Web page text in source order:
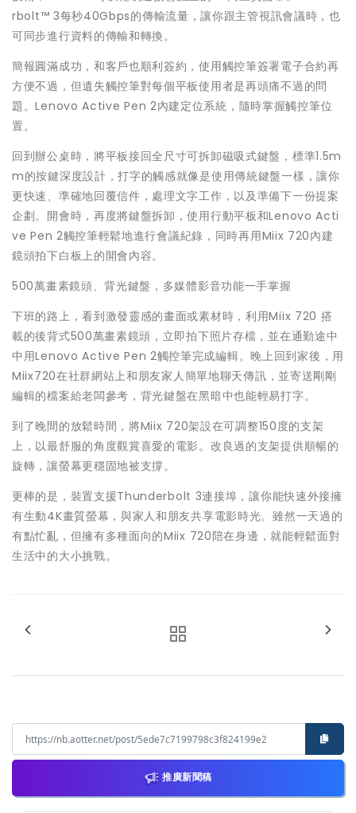
rbolt™ 3每秒40Gbps的傳輸流量，讓你跟主管視訊會議時，也
可同步進行資料的傳輸和轉換。
簡報圓滿成功，和客戶也順利簽約，使用觸控筆簽署電子合約再
方便不過，但遺失觸控筆對每個平板使用者是再頭痛不過的問
題。Lenovo Active Pen 2內建定位系統，隨時掌握觸控筆位
置。
回到辦公桌時，將平板接回全尺寸可拆卸磁吸式鍵盤，標準1.5m
m的按鍵深度設計，打字的觸感就像是使用傳統鍵盤一樣，讓你
更快速、準確地回覆信件，處理文字工作，以及準備下一份提案
企劃。開會時，再度將鍵盤拆卸，使用行動平板和Lenovo Acti
ve Pen 2觸控筆輕鬆地進行會議紀錄，同時再用Miix 720內建
鏡頭拍下白板上的開會內容。
500萬畫素鏡頭、背光鍵盤，多媒體影音功能一手掌握
下班的路上，看到激發靈感的畫面或素材時，利用Miix 720 搭
載的後背式500萬畫素鏡頭，立即拍下照片存檔，並在通勤途中
中用Lenovo Active Pen 2觸控筆完成編輯。晚上回到家後，用
Miix720在社群網站上和朋友家人簡單地聊天傳訊，並寄送剛剛
編輯的檔案給老闆參考，背光鍵盤在黑暗中也能輕易打字。
到了晚間的放鬆時間，將Miix 720架設在可調整150度的支架
上，以最舒服的角度觀賞喜愛的電影。改良過的支架提供順暢的
旋轉，讓螢幕更穩固地被支撐。
更棒的是，裝置支援Thunderbolt 3連接埠，讓你能快速外接擁
有生動4K畫質螢幕，與家人和朋友共享電影時光。雖然一天過的
有點忙亂，但擁有多種面向的Miix 720陪在身邊，就能輕鬆面對
生活中的大小挑戰。
推廣新聞稿